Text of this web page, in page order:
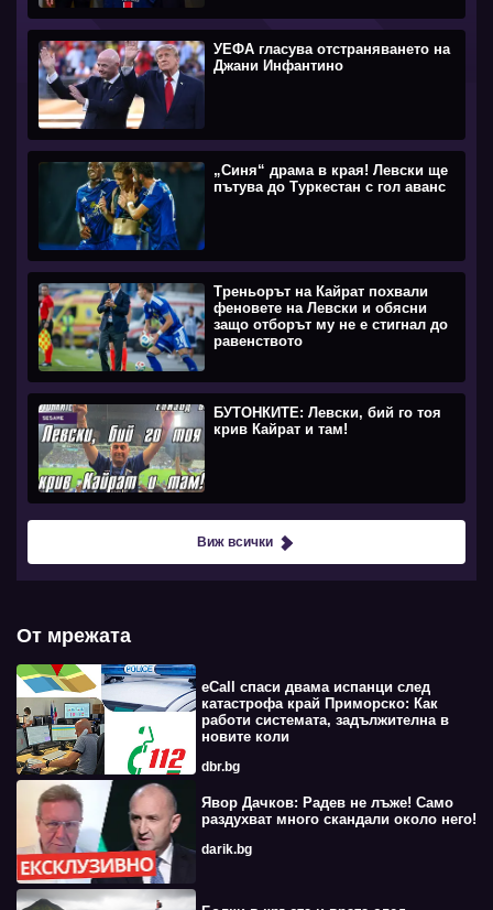
УЕФА гласува отстраняването на
Джани Инфантино
„Синя“ драма в края! Левски ще
пътува до Туркестан с гол аванс
Треньорът на Кайрат похвали
феновете на Левски и обясни
защо отборът му не е стигнал до
равенството
БУТОНКИТЕ: Левски, бий го тоя
крив Кайрат и там!
Виж всички
От мрежата
eCall спаси двама испанци след
катастрофа край Приморско: Как
работи системата, задължителна в
новите коли
dbr.bg
Явор Дачков: Радев не лъже! Само
раздухват много скандали около него!
darik.bg